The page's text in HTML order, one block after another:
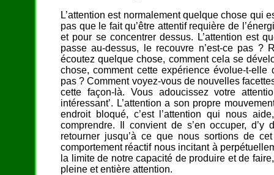
L’attention est normalement quelque chose qui
pas que le fait qu’être attentif requière de
et pour se concentrer dessus. L’attention est
passe au-dessus, le recouvre n’est-ce pas
écoutez quelque chose, comment cela se
chose, comment cette expérience évolue-t-elle
pas ? Comment voyez-vous de nouvelles
cette façon-là. Vous adoucissez votre
intéressant’. L’attention a son propre
endroit bloqué, c’est l’attention qui nous
comprendre. Il convient de s’en occuper,
retourner jusqu’à ce que nous sortions de
comportement réactif nous incitant à
la limite de notre capacité de produire et de
pleine et entière attention.